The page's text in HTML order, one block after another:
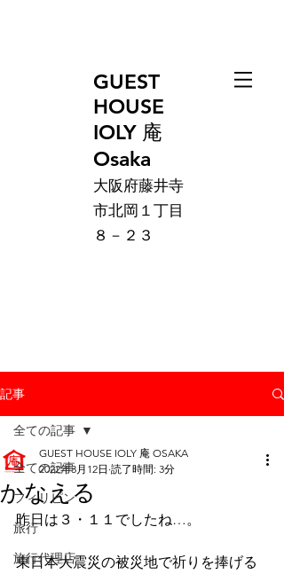
GUEST
HOUSE
IOLY 庵
Osaka
大阪府藤井寺
市北岡１丁目
８－２３
記事
全ての記事
フィリピン
旅行
旅行代理店
全ての記事
かなえる
GUEST HOUSE IOLY 庵 OSAKA
2022年3月12日 読了時間: 3分
昨日は３・１１でしたね…。
東日本大震災の被災地で祈りを捧げる